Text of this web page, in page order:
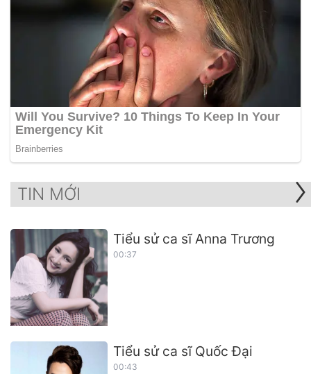
TIN MỚI
Tiểu sử ca sĩ Anna Trương
00:37
Tiểu sử ca sĩ Quốc Đại
00:43